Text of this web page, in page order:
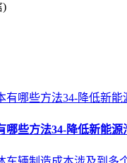
)
哪些方法34-降低新能